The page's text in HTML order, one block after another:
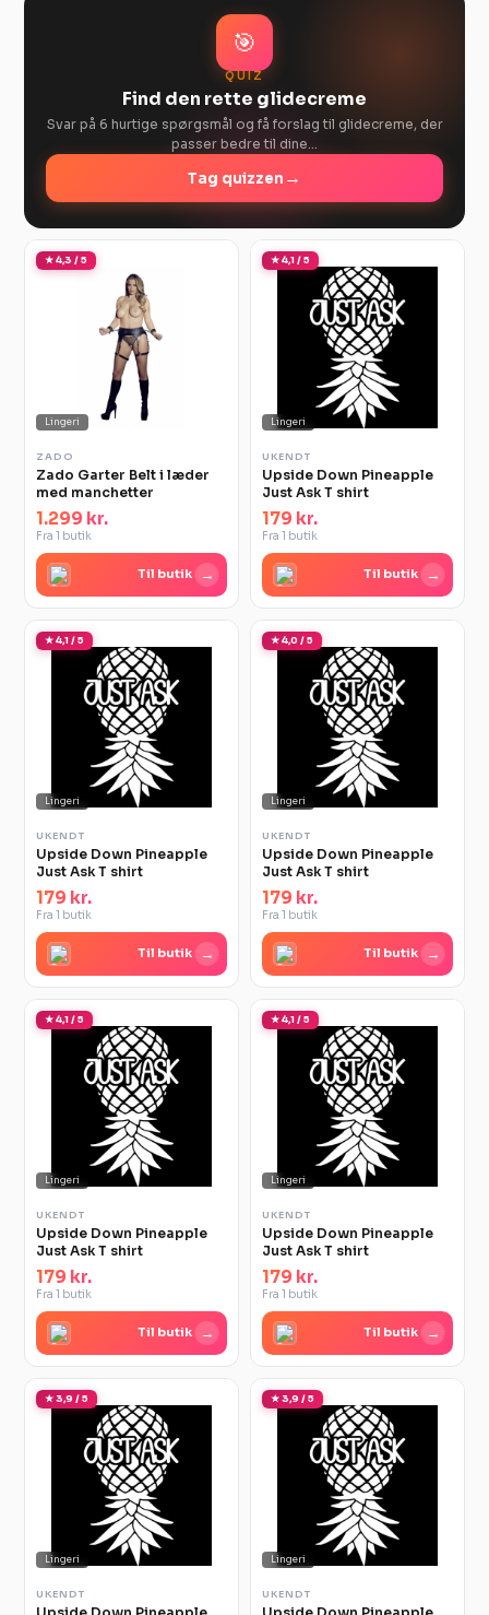
🎯
QUIZ
Find den rette glidecreme
Svar på 6 hurtige spørgsmål og få forslag til glidecreme, der
passer bedre til dine…
Tag quizzen →
★ 4,3 / 5
Lingeri
ZADO
Zado Garter Belt i læder
med manchetter
1.299 kr.
Fra 1 butik
Til butik →
★ 4,1 / 5
Lingeri
UKENDT
Upside Down Pineapple
Just Ask T shirt
179 kr.
Fra 1 butik
Til butik →
★ 4,1 / 5
Lingeri
UKENDT
Upside Down Pineapple
Just Ask T shirt
179 kr.
Fra 1 butik
Til butik →
★ 4,0 / 5
Lingeri
UKENDT
Upside Down Pineapple
Just Ask T shirt
179 kr.
Fra 1 butik
Til butik →
★ 4,1 / 5
Lingeri
UKENDT
Upside Down Pineapple
Just Ask T shirt
179 kr.
Fra 1 butik
Til butik →
★ 4,1 / 5
Lingeri
UKENDT
Upside Down Pineapple
Just Ask T shirt
179 kr.
Fra 1 butik
Til butik →
★ 3,9 / 5
Lingeri
UKENDT
★ 3,9 / 5
Lingeri
UKENDT